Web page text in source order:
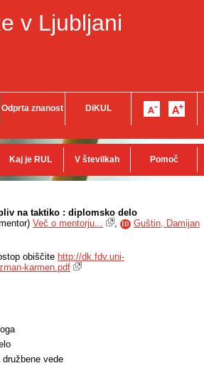
v Ljubljani
Odprta znanost DiKUL
Kaj je RUL V številkah Pomoč
na taktiko : diplomsko delo
) Več o mentorju... , ID
Guštin, Damijan
obiščite http://dk.fdv.uni-
karmen.pdf
vede